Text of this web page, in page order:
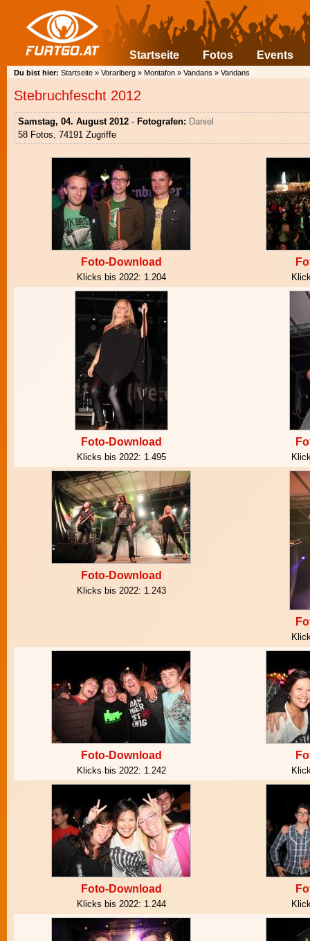
Startseite Fotos Events
Du bist hier: Startseite » Vorarlberg » Montafon » Vandans » Vandans
Stebruchfescht 2012
Samstag, 04. August 2012 - Fotografen: Daniel
58 Fotos, 74191 Zugriffe
Foto-Download
Klicks bis 2022: 1.204
Foto-Download
Klicks bis 2022: 1.495
Foto-Download
Klicks bis 2022: 1.243
Foto-Download
Klicks bis 2022: 1.242
Foto-Download
Klicks bis 2022: 1.244